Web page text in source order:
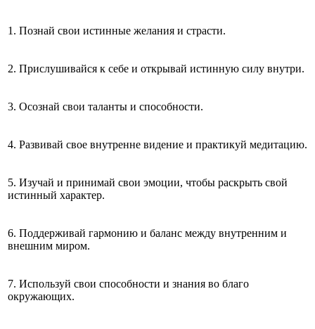
1. Познай свои истинные желания и страсти.
2. Прислушивайся к себе и открывай истинную силу внутри.
3. Осознай свои таланты и способности.
4. Развивай свое внутренне видение и практикуй медитацию.
5. Изучай и принимай свои эмоции, чтобы раскрыть свой
истинный характер.
6. Поддерживай гармонию и баланс между внутренним и
внешним миром.
7. Используй свои способности и знания во благо
окружающих.